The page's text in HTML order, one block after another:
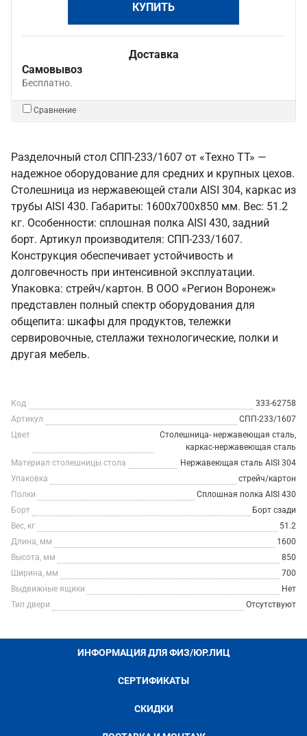
КУПИТЬ
Доставка
Самовывоз
Бесплатно.
Сравнение
Разделочный стол СПП-233/1607 от «Техно ТТ» —
надежное оборудование для средних и крупных цехов.
Столешница из нержавеющей стали AISI 304, каркас из
трубы AISI 430. Габариты: 1600x700x850 мм. Вес: 51.2
кг. Особенности: сплошная полка AISI 430, задний
борт. Артикул производителя: СПП-233/1607.
Конструкция обеспечивает устойчивость и
долговечность при интенсивной эксплуатации.
Упаковка: стрейч/картон. В ООО «Регион Воронеж»
представлен полный спектр оборудования для
общепита: шкафы для продуктов, тележки
сервировочные, стеллажи технологические, полки и
другая мебель.
Код
333-62758
Артикул
СПП-233/1607
Цвет
Столешница- нержавеющая сталь,
каркас-нержавеющая сталь
Материал столешницы стола
Нержавеющая сталь AISI 304
Упаковка
стрейч/картон
Полки
Сплошная полка AISI 430
Борт
Борт сзади
Вес, кг
51.2
Длина, мм
1600
Высота, мм
850
Ширина, мм
700
Выдвижные ящики
Нет
Тип двери
Отсутствуют
ИНФОРМАЦИЯ ДЛЯ ФИЗ/ЮР.ЛИЦ
СЕРТИФИКАТЫ
СКИДКИ